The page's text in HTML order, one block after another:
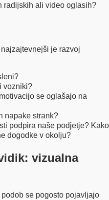
radijskih ali video oglasih?
je razvoj
vozniki?
se oglašajo na
napake strank?
podpira naše podjetje? Kako
dogodke v okolju?
vizualna
se pogosto pojavljajo